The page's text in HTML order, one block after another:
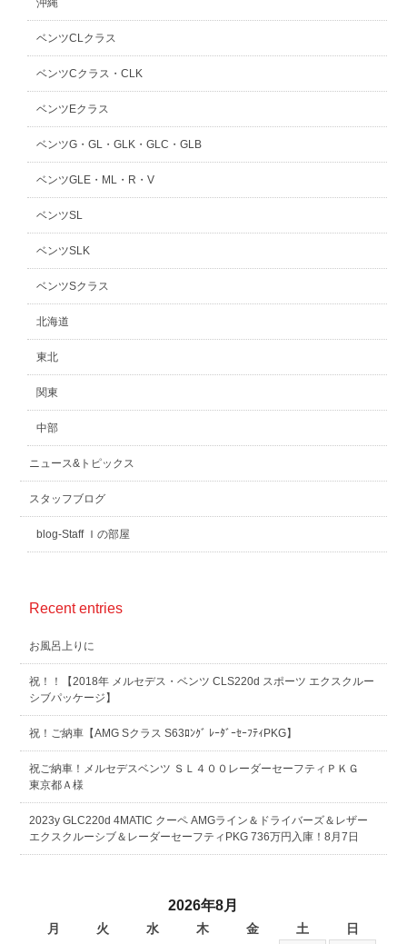
沖縄
ベンツCLクラス
ベンツCクラス・CLK
ベンツEクラス
ベンツG・GL・GLK・GLC・GLB
ベンツGLE・ML・R・V
ベンツSL
ベンツSLK
ベンツSクラス
北海道
東北
関東
中部
ニュース&トピックス
スタッフブログ
blog-Staff Ｉの部屋
Recent entries
お風呂上りに
祝！！【2018年 メルセデス・ベンツ CLS220d スポーツ エクスクルー
シブパッケージ】
祝！ご納車【AMG Sクラス S63ﾛﾝｸﾞ ﾚｰﾀﾞｰｾｰﾌﾃｨPKG】
祝ご納車！メルセデスベンツ ＳＬ４００レーダーセーフティＰＫＧ
東京都Ａ様
2023y GLC220d 4MATIC クーペ AMGライン＆ドライバーズ＆レザー
エクスクルーシブ＆レーダーセーフティPKG 736万円入庫！8月7日
2026年8月
月 火 水 木 金 土 日